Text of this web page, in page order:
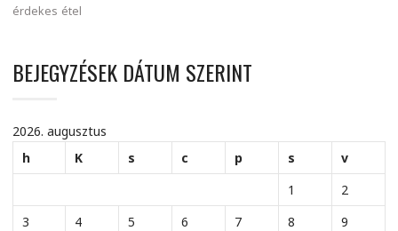
érdekes étel
BEJEGYZÉSEK DÁTUM SZERINT
2026. augusztus
h
K s c p s
v
1
2
3
4 5 6 7 8
9